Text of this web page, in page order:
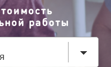
работы